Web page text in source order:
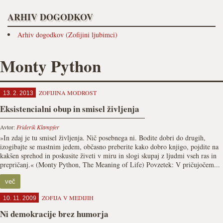
ARHIV DOGODKOV
Arhiv dogodkov (Zofijini ljubimci)
Monty Python
13. 2. 2013 ZOFIJINA MODROST
Eksistencialni obup in smisel življenja
Avtor: Friderik Klampfer
»In zdaj je tu smisel življenja. Nič posebnega ni. Bodite dobri do drugih,
izogibajte se mastnim jedem, občasno preberite kako dobro knjigo, pojdite na
kakšen sprehod in poskusite živeti v miru in slogi skupaj z ljudmi vseh ras in
prepričanj.« (Monty Python, The Meaning of Life) Povzetek: V pričujočem...
več
10. 11. 2009 ZOFIJA V MEDIJIH
Ni demokracije brez humorja